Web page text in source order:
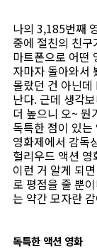
나의 3,185번째
중에 절친의 친
마트폰으로 어떤
자마자 돌아와서
몰랐던 건 아닌
난다. 근데 생각
더 높으니 오~ 뭔
독특한 점이 있
영화제에서 감독
헐리우드 액션
이런 거 알게 되
로 평점을 줄 뿐
는 약간 모자란
독특한 액션 영화